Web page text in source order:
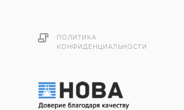
ПОЛИТИКА
КОНФИДЕНЦИАЛЬНОСТИ